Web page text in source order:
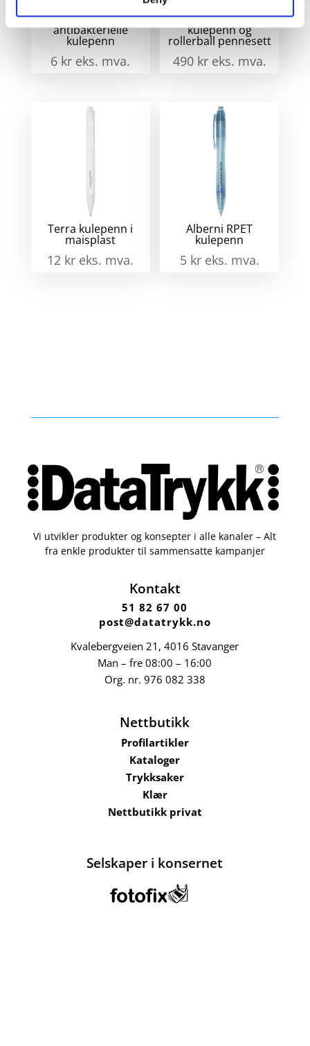
Moneta
antibakterielle
kulepenn
6 kr eks. mva.
Waterman Allure
kulepenn og
rollerball pennesett
490 kr eks. mva.
Terra kulepenn i
maisplast
12 kr eks. mva.
Alberni RPET
kulepenn
5 kr eks. mva.
Vi utvikler produkter og konsepter i alle kanaler – Alt
fra enkle produkter til sammensatte kampanjer
Kontakt
51 82 67 00
post@datatrykk.no
Kvalebergveien 21 , 4016 Stavanger
Man – fre 08:00 – 16:00
Org. nr. 976 082 338
Nettbutikk
Profilartikler
Kataloger
Trykksaker
Klær
Nettbutikk privat
Selskaper i konsernet